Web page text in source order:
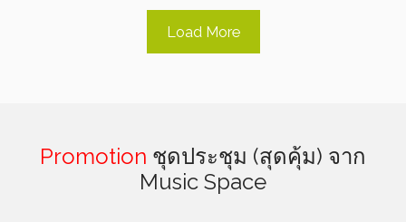
Load More
Promotion ชุดประชุม (สุดคุ้ม) จาก
Music Space